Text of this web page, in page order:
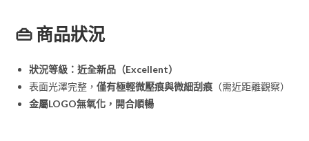
👜 商品狀況
狀況等級：近全新品（Excellent）
表面光澤完整，僅有極輕微壓痕與微細刮痕 （需近距離觀察）
金屬LOGO無氧化，開合順暢